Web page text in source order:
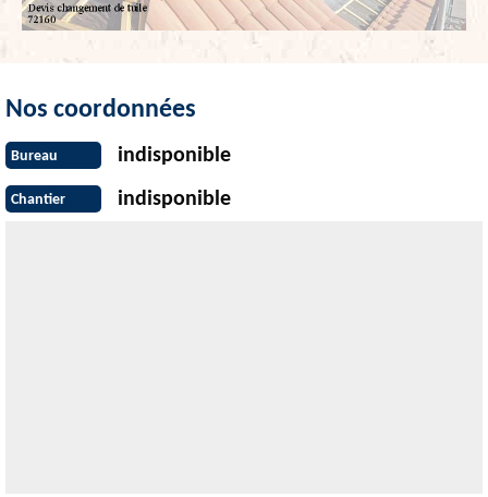
Nos coordonnées
Bureau indisponible
Chantier indisponible